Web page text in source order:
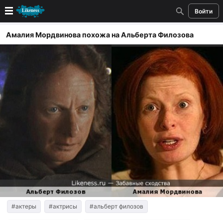
Войти
Новые
Кандидаты
Случайное сходство 👍
Создать сходство
Для публикации необходима авторизация
Поиск
Амалия Мордвинова похожа на Альберта Филозова
#актеры #актрисы #альберт филозов